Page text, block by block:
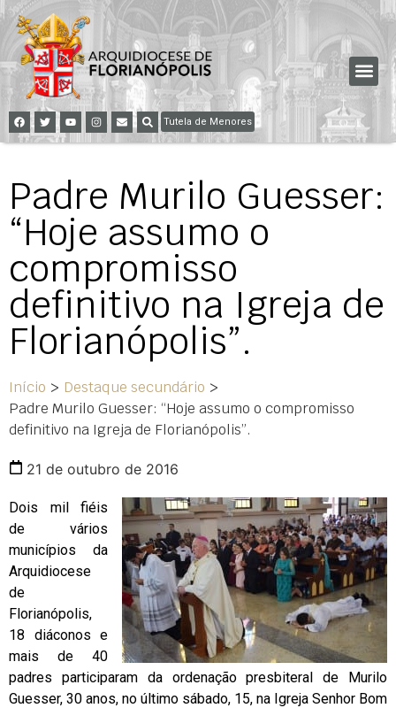
Tutela de Menores
Padre Murilo Guesser:
“Hoje assumo o
compromisso
definitivo na Igreja de
Florianópolis”.
Início > Destaque secundário >
Padre Murilo Guesser: “Hoje assumo o compromisso
definitivo na Igreja de Florianópolis”.
21 de outubro de 2016
Dois mil fiéis
de vários
municípios da
Arquidiocese
de
Florianópolis,
18 diáconos e
mais de 40
padres participaram da ordenação presbiteral de Murilo
Guesser, 30 anos, no último sábado, 15, na Igreja Senhor Bom